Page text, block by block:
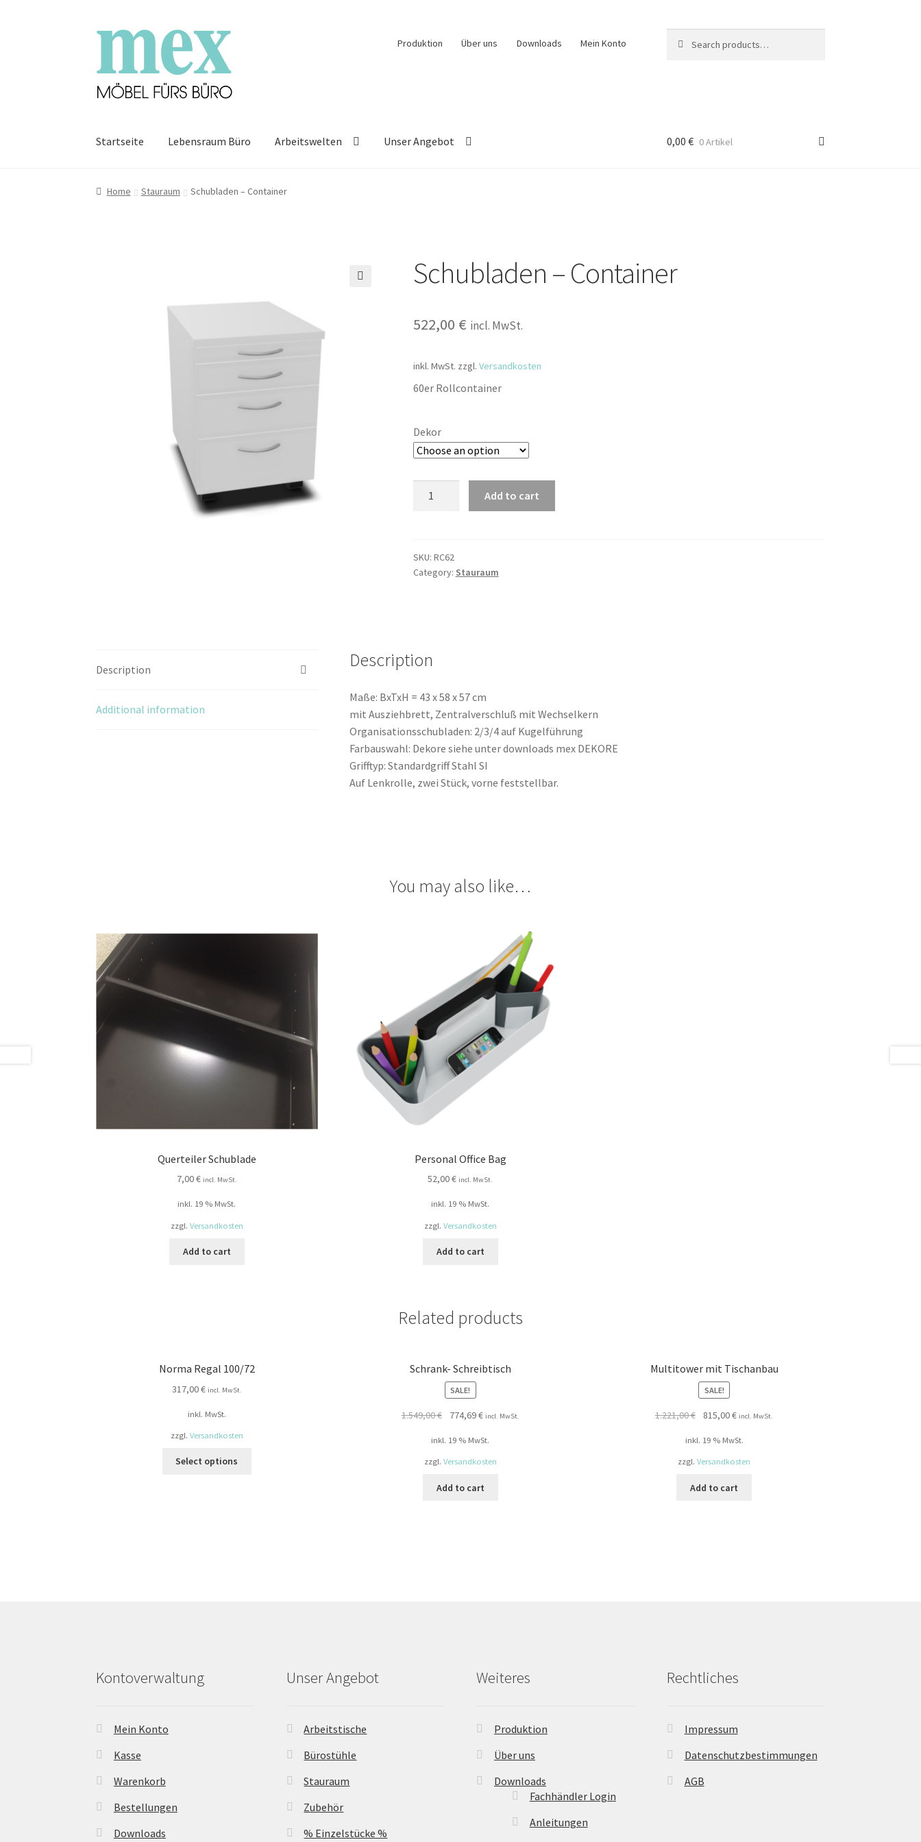
Zur
springen
Zum
springen
Produktion Über uns Downloads Mein Konto
for:
Startseite Lebensraum Büro Arbeitswelten Unser Angebot 0,00 € 0 Artikel
Home Stauraum Schubladen – Container
Schubladen – Container
522,00 € incl. MwSt.
inkl. MwSt. zzgl. Versandkosten
60er Rollcontainer
Dekor
Add to cart
SKU: RC62
Category: Stauraum
Description
Additional information
Description
Maße: BxTxH = 43 x 58 x 57 cm
mit Ausziehbrett, Zentralverschluß mit Wechselkern
Organisationsschubladen: 2/3/4 auf Kugelführung
Farbauswahl: Dekore siehe unter downloads mex DEKORE
Grifftyp: Standardgriff Stahl SI
Auf Lenkrolle, zwei Stück, vorne feststellbar.
You may also like…
Querteiler Schublade
7,00€ incl. MwSt.
inkl. 19 % MwSt.
zzgl. Versandkosten
Add to cart
Personal Office Bag
52,00€ incl. MwSt.
inkl. 19 % MwSt.
zzgl. Versandkosten
Add to cart
Related products
Norma Regal 100/72
317,00€ incl. MwSt.
inkl. MwSt.
zzgl. Versandkosten
Select options
Schrank- Schreibtisch
SALE!
1.549,00€
Original
was:
1.549,00 €.
774,69€Current
is:
774,69 €.
incl. MwSt.
inkl. 19 % MwSt.
zzgl. Versandkosten
Add to cart
Multitower mit Tischanbau
SALE!
1.221,00€
Original
was:
1.221,00 €.
815,00€Current
is:
815,00 €.
incl. MwSt.
inkl. 19 % MwSt.
zzgl.Versandkosten
Add to cart
Kontoverwaltung
Mein Konto
Kasse
Warenkorb
Bestellungen
Downloads
Unser Angebot
Arbeitstische
Bürostühle
Stauraum
Zubehör
% Einzelstücke %
Weiteres
Produktion
Über uns
Downloads
Fachhändler Login
Anleitungen
Rechtliches
Impressum
Datenschutzbestimmungen
AGB